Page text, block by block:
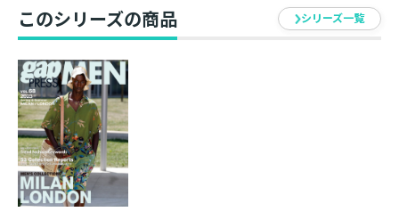
ンズファッションのすべてが分かる。今、メンズシーン
が面白い！
このシリーズの商品 シリーズ一覧